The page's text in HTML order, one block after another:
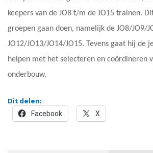
keepers van de JO8 t/m de JO15 trainen.
groepen gaan doen, namelijk de JO8/JO9/
JO12/JO13/JO14/JO15. Tevens gaat hij de
helpen met het selecteren en coördineren
onderbouw.
Dit delen:
Facebook X